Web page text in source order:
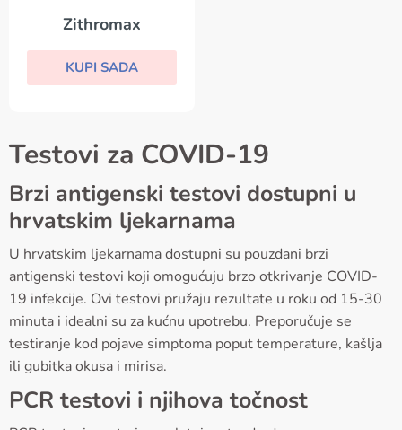
Zithromax
KUPI SADA
Testovi za COVID-19
Brzi antigenski testovi dostupni u
hrvatskim ljekarnama
U hrvatskim ljekarnama dostupni su pouzdani brzi
antigenski testovi koji omogućuju brzo otkrivanje COVID-
19 infekcije. Ovi testovi pružaju rezultate u roku od 15-30
minuta i idealni su za kućnu upotrebu. Preporučuje se
testiranje kod pojave simptoma poput temperature, kašlja
ili gubitka okusa i mirisa.
PCR testovi i njihova točnost